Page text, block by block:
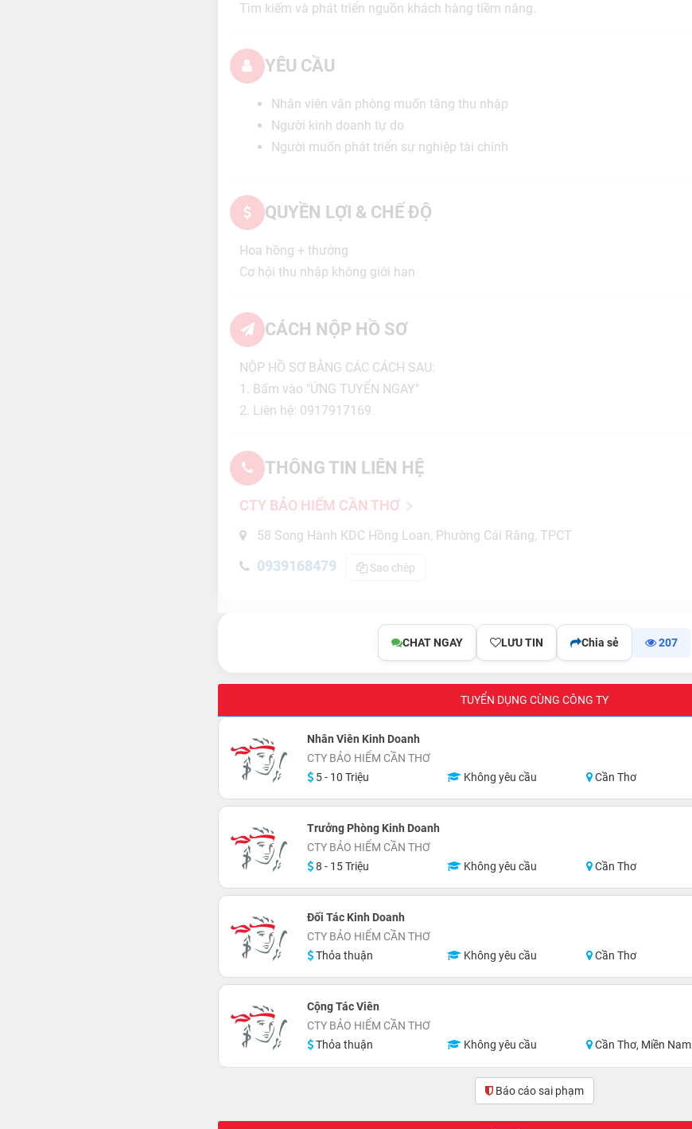
Tìm kiếm và phát triển nguồn khách hàng tiềm năng.
YÊU CẦU
Nhân viên văn phòng muốn tăng thu nhập
Người kinh doanh tự do
Người muốn phát triển sự nghiệp tài chính
QUYỀN LỢI & CHẾ ĐỘ
Hoa hồng + thưởng
Cơ hội thu nhập không giới hạn
CÁCH NỘP HỒ SƠ
NỘP HỒ SƠ BẰNG CÁC CÁCH SAU:
1. Bấm vào "ỨNG TUYỂN NGAY"
2. Liên hệ: 0917917169
THÔNG TIN LIÊN HỆ
CTY BẢO HIỂM CẦN THƠ
58 Song Hành KDC Hồng Loan, Phường Cái Răng, TPCT
0939168479 Sao chép
CHAT NGAY LƯU TIN Chia sẻ 207
TUYỂN DỤNG CÙNG CÔNG TY
Nhân Viên Kinh Doanh
CTY BẢO HIỂM CẦN THƠ
5 - 10 Triệu
Không yêu cầu Cần Thơ
Trưởng Phòng Kinh Doanh
CTY BẢO HIỂM CẦN THƠ
8 - 15 Triệu
Không yêu cầu Cần Thơ
Đối Tác Kinh Doanh
CTY BẢO HIỂM CẦN THƠ
Thỏa thuận
Không yêu cầu Cần Thơ
Cộng Tác Viên
CTY BẢO HIỂM CẦN THƠ
Thỏa thuận
Không yêu cầu Cần Thơ, Miền Nam
Báo cáo sai phạm(0)